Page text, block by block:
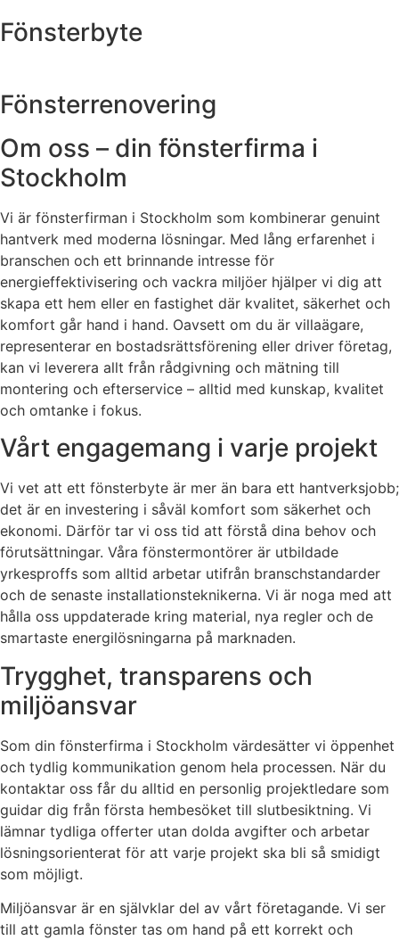
Fönsterbyte
Fönsterrenovering
Om oss – din fönsterfirma i
Stockholm
Vi är fönsterfirman i Stockholm som kombinerar genuint
hantverk med moderna lösningar. Med lång erfarenhet i
branschen och ett brinnande intresse för
energieffektivisering och vackra miljöer hjälper vi dig att
skapa ett hem eller en fastighet där kvalitet, säkerhet och
komfort går hand i hand. Oavsett om du är villaägare,
representerar en bostadsrättsförening eller driver företag,
kan vi leverera allt från rådgivning och mätning till
montering och efterservice – alltid med kunskap, kvalitet
och omtanke i fokus.
Vårt engagemang i varje projekt
Vi vet att ett fönsterbyte är mer än bara ett hantverksjobb;
det är en investering i såväl komfort som säkerhet och
ekonomi. Därför tar vi oss tid att förstå dina behov och
förutsättningar. Våra fönstermontörer är utbildade
yrkesproffs som alltid arbetar utifrån branschstandarder
och de senaste installationsteknikerna. Vi är noga med att
hålla oss uppdaterade kring material, nya regler och de
smartaste energilösningarna på marknaden.
Trygghet, transparens och
miljöansvar
Som din fönsterfirma i Stockholm värdesätter vi öppenhet
och tydlig kommunikation genom hela processen. När du
kontaktar oss får du alltid en personlig projektledare som
guidar dig från första hembesöket till slutbesiktning. Vi
lämnar tydliga offerter utan dolda avgifter och arbetar
lösningsorienterat för att varje projekt ska bli så smidigt
som möjligt.
Miljöansvar är en självklar del av vårt företagande. Vi ser
till att gamla fönster tas om hand på ett korrekt och